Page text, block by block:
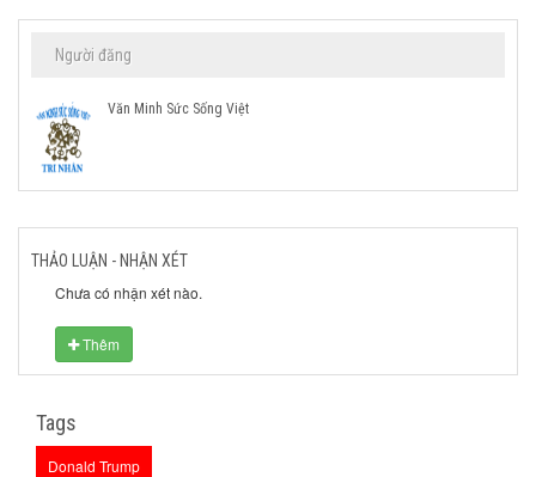
Người đăng
Văn Minh Sức Sống Việt
THẢO LUẬN - NHẬN XÉT
Chưa có nhận xét nào.
Thêm
Tags
Donald Trump